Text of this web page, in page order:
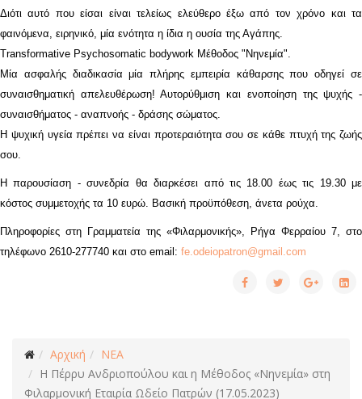
Διότι αυτό που είσαι είναι τελείως ελεύθερο έξω από τον χρόνο και τα
φαινόμενα, ειρηνικό, μία ενότητα η ίδια η ουσία της Αγάπης.
Transformative Psychosomatic bodywork Μέθοδος "Νηνεμία".
Μία ασφαλής διαδικασία μία πλήρης εμπειρία κάθαρσης που οδηγεί σε
συναισθηματική απελευθέρωση! Αυτορύθμιση και ενοποίηση της ψυχής -
συναισθήματος - αναπνοής - δράσης σώματος.
Η ψυχική υγεία πρέπει να είναι προτεραιότητα σου σε κάθε πτυχή της ζωής
σου.
Η παρουσίαση - συνεδρία θα διαρκέσει από τις 18.00 έως τις 19.30 με
κόστος συμμετοχής τα 10 ευρώ. Βασική προϋπόθεση, άνετα ρούχα.
Πληροφορίες στη Γραμματεία της «Φιλαρμονικής», Ρήγα Φερραίου 7, στο
τηλέφωνο 2610-277740 και στο email: fe.odeiopatron@gmail.com
Αρχική
ΝΕΑ
Η Πέρρυ Ανδριοπούλου και η Μέθοδος «Νηνεμία» στη
Φιλαρμονική Εταιρία Ωδείο Πατρών (17.05.2023)